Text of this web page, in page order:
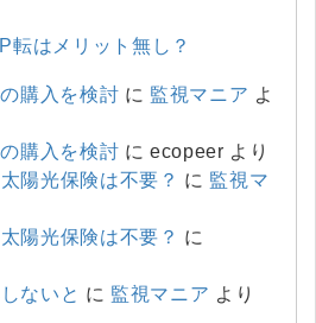
転はメリット無し？
購入を検討 に 監視マニア よ
購入を検討 にecopeer より
陽光保険は不要？ に 監視マ
陽光保険は不要？ に
ないと に 監視マニア より